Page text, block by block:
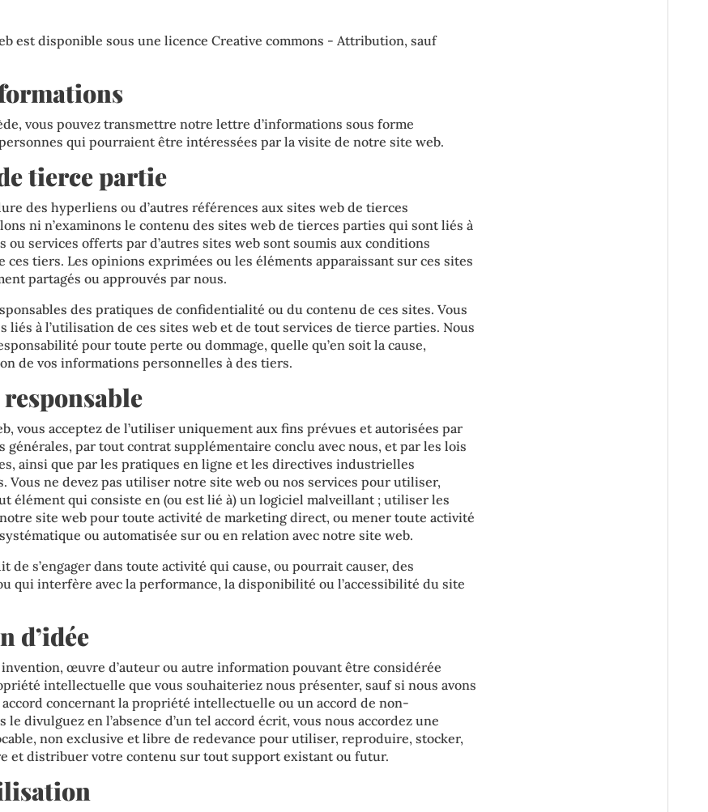
est disponible sous une licence Creative commons - Attribution, sauf
vous pouvez transmettre notre lettre d’informations sous forme
qui pourraient être intéressées par la visite de notre site web.
tierce partie
des hyperliens ou d’autres références aux sites web de tierces
ni n’examinons le contenu des sites web de tierces parties qui sont liés à
ou services offerts par d’autres sites web sont soumis aux conditions
ces tiers. Les opinions exprimées ou les éléments apparaissant sur ces sites
partagés ou approuvés par nous.
des pratiques de confidentialité ou du contenu de ces sites. Vous
liés à l’utilisation de ces sites web et de tout services de tierce parties. Nous
pour toute perte ou dommage, quelle qu’en soit la cause,
de vos informations personnelles à des tiers.
vous acceptez de l’utiliser uniquement aux fins prévues et autorisées par
générales, par tout contrat supplémentaire conclu avec nous, et par les lois
ainsi que par les pratiques en ligne et les directives industrielles
Vous ne devez pas utiliser notre site web ou nos services pour utiliser,
élément qui consiste en (ou est lié à) un logiciel malveillant ; utiliser les
site web pour toute activité de marketing direct, ou mener toute activité
ou automatisée sur ou en relation avec notre site web.
s’engager dans toute activité qui cause, ou pourrait causer, des
qui interfère avec la performance, la disponibilité ou l’accessibilité du site
d’idée
invention, œuvre d’auteur ou autre information pouvant être considérée
intellectuelle que vous souhaiteriez nous présenter, sauf si nous avons
concernant la propriété intellectuelle ou un accord de non-
le divulguez en l’absence d’un tel accord écrit, vous nous accordez une
non exclusive et libre de redevance pour utiliser, reproduire, stocker,
et distribuer votre contenu sur tout support existant ou futur.